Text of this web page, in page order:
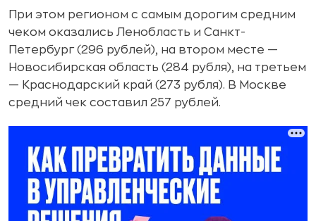
При этом регионом с самым дорогим средним
чеком оказались Ленобласть и Санкт-
Петербург (296 рублей), на втором месте —
Новосибирская область (284 рубля), на третьем
— Краснодарский край (273 рубля). В Москве
средний чек составил 257 рублей.